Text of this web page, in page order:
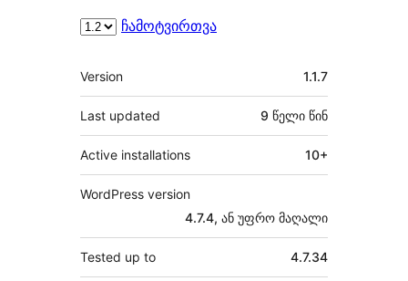
ჩამოტვირთვა
მეტა
Version 1.1.7
Last updated 9 წელი წინ
Active installations 10+
WordPress version
4.7.4, ან უფრო მაღალი
Tested up to 4.7.34